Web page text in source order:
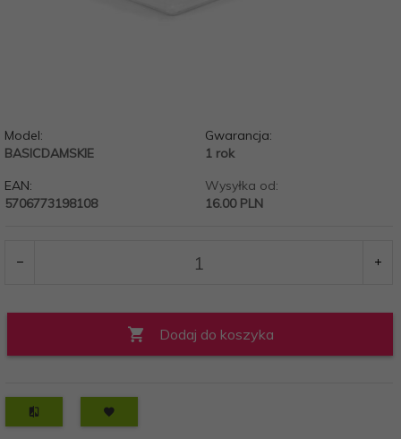
Model:
BASICDAMSKIE
Gwarancja:
1 rok
EAN:
5706773198108
Wysyłka od:
16.00 PLN
Dodaj do koszyka